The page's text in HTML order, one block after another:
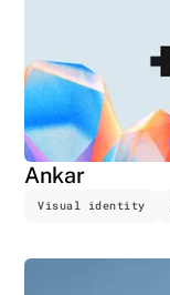
Ankar
Visual identity